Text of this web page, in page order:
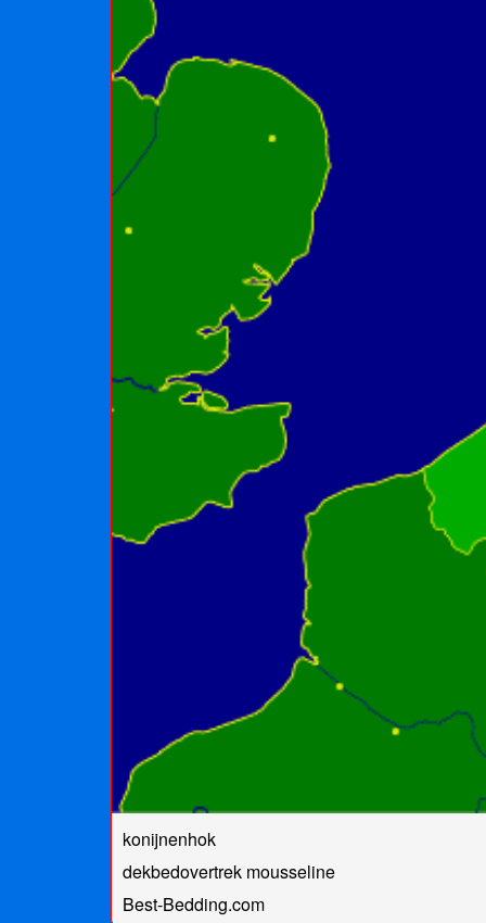
konijnenhok
dekbedovertrek mousseline
Best-Bedding.com